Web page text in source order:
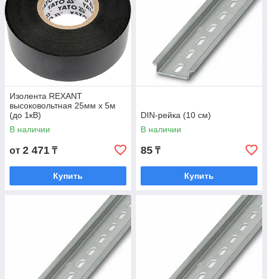
Изолента REXANT
высоковольтная 25мм х 5м
(до 1кВ)
В наличии
от 2 471 ₸
Купить
DIN-рейка (10 см)
В наличии
85 ₸
Купить